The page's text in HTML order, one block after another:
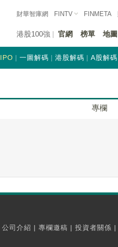
財華智庫網 FINTV FINMETA
港股100強 官網 榜單 地圖
一圖解碼 港股解碼 A股解碼
專欄
公司介紹 | 專欄邀稿 | 投資者關係 |